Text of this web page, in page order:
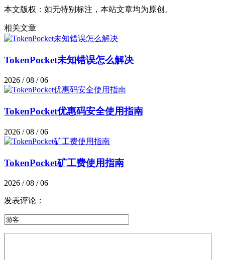
本文版权：如无特别标注，本站文章均为原创。
相关文章
TokenPocket未知错误怎么解决
2026 / 08 / 06
TokenPocket优惠码安全使用指南
2026 / 08 / 06
TokenPocket矿工费使用指南
2026 / 08 / 06
发表评论：